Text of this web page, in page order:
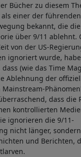
Bücher zu diesem
einer der
bekannt, die
über 9/11 ablehnt.
von der US-
ignoriert wurde,
(wie das Time
Ablehnung der
dass die
kontrollierten
ignorieren die 9/11-
nicht länger,
und Berichten,